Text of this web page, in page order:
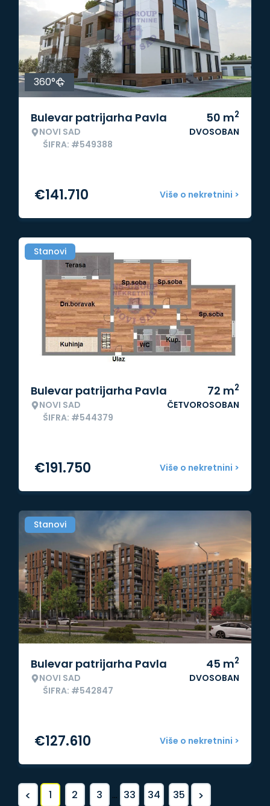
360°
Bulevar patrijarha Pavla
NOVI SAD
ŠIFRA: #549388
50 m2
DVOSOBAN
Više o nekretnini >
€141.710
Stanovi
Bulevar patrijarha Pavla
NOVI SAD
ŠIFRA: #544379
72 m2
ČETVOROSOBAN
Više o nekretnini >
€191.750
Stanovi
Bulevar patrijarha Pavla
NOVI SAD
ŠIFRA: #542847
45 m2
DVOSOBAN
Više o nekretnini >
€127.610
< 1 2 3 ... 33 34 35 >